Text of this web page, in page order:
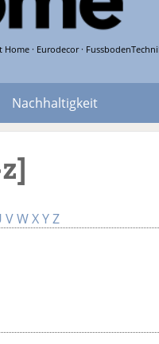
· Eurodecor ·
Nachhaltigkeit
VWXYZ